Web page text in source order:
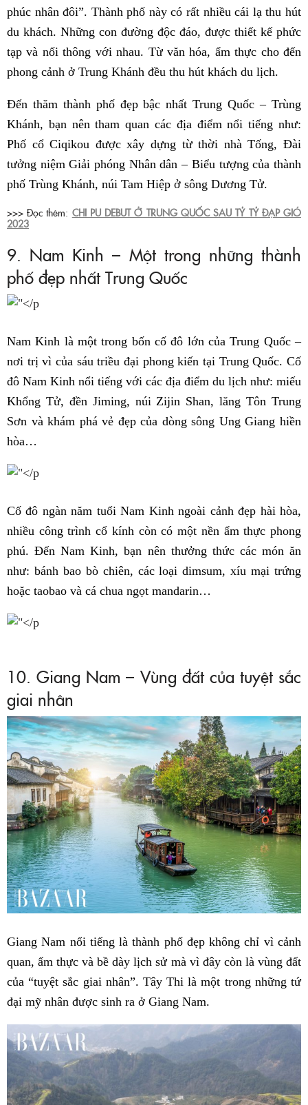
phúc nhân đôi”. Thành phố này có rất nhiều cái lạ thu hút
du khách. Những con đường độc đáo, được thiết kế phức
tạp và nối thông với nhau. Từ văn hóa, ẩm thực cho đến
phong cảnh ở Trung Khánh đều thu hút khách du lịch.
Đến thăm thành phố đẹp bậc nhất Trung Quốc – Trùng
Khánh, bạn nên tham quan các địa điểm nổi tiếng như:
Phố cổ Ciqikou được xây dựng từ thời nhà Tống, Đài
tưởng niệm Giải phóng Nhân dân – Biểu tượng của thành
phố Trùng Khánh, núi Tam Hiệp ở sông Dương Tử.
>>> Đọc thêm: CHI PU DEBUT Ở TRUNG QUỐC SAU TỶ TỶ ĐẠP GIÓ
2023
9. Nam Kinh – Một trong những thành
phố đẹp nhất Trung Quốc
Nam Kinh là một trong bốn cố đô lớn của Trung Quốc –
nơi trị vì của sáu triều đại phong kiến tại Trung Quốc. Cố
đô Nam Kinh nổi tiếng với các địa điểm du lịch như: miếu
Khổng Tử, đền Jiming, núi Zijin Shan, lăng Tôn Trung
Sơn và khám phá vẻ đẹp của dòng sông Ung Giang hiền
hòa…
Cố đô ngàn năm tuổi Nam Kinh ngoài cảnh đẹp hài hòa,
nhiều công trình cổ kính còn có một nền ẩm thực phong
phú. Đến Nam Kinh, bạn nên thưởng thức các món ăn
như: bánh bao bò chiên, các loại dimsum, xíu mại trứng
hoặc taobao và cá chua ngọt mandarin…
10. Giang Nam – Vùng đất của tuyệt sắc
giai nhân
Giang Nam nổi tiếng là thành phố đẹp không chỉ vì cảnh
quan, ẩm thực và bề dày lịch sử mà vì đây còn là vùng đất
của “tuyệt sắc giai nhân”. Tây Thi là một trong những tứ
đại mỹ nhân được sinh ra ở Giang Nam.